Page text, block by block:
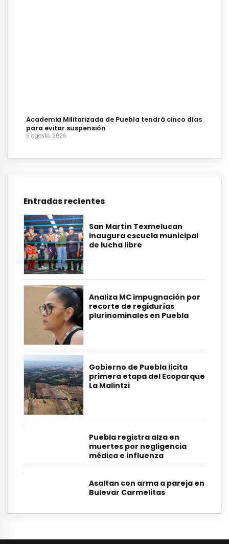
Academia Militarizada de Puebla tendrá cinco días
para evitar suspensión
6 agosto, 2026
Entradas recientes
San Martín Texmelucan
inaugura escuela municipal
de lucha libre
Analiza MC impugnación por
recorte de regidurías
plurinominales en Puebla
Gobierno de Puebla licita
primera etapa del Ecoparque
La Malintzi
Puebla registra alza en
muertes por negligencia
médica e influenza
Asaltan con arma a pareja en
Bulevar Carmelitas